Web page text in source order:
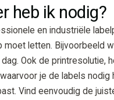
heb ik nodig?
en industriële
moet letten. Bijvoorbeeld
Ook de printresolutie,
je de labels nodig
Vind eenvoudig de